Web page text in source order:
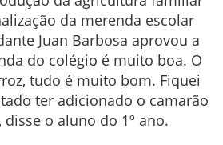
da merenda escolar
Juan Barbosa aprovou a
do colégio é muito boa. O
tudo é muito bom. Fiquei
ter adicionado o camarão
disse o aluno do 1º ano.